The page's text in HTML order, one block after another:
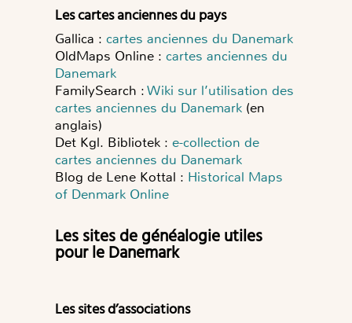
Les cartes anciennes du pays
Gallica : cartes anciennes du Danemark
OldMaps Online : cartes anciennes du
Danemark
FamilySearch : Wiki sur l’utilisation des
cartes anciennes du Danemark (en
anglais)
Det Kgl. Bibliotek : e-collection de
cartes anciennes du Danemark
Blog de Lene Kottal : Historical Maps
of Denmark Online
Les sites de généalogie utiles
pour le Danemark
Les sites d’associations